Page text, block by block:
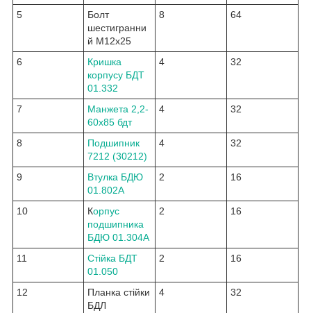
5
Болт
шестигранни
й М12х25
8 64
6
Кришка
корпусу БДТ
01.332
4 32
7
Манжета 2,2-
60х85 бдт
4 32
8
Подшипник
7212 (30212)
4 32
9
Втулка БДЮ
01.802А
2 16
10 Корпус
подшипника
БДЮ 01.304А
2 16
11
Стійка БДТ
01.050
2 16
12
Планка стійки
БДЛ
4 32